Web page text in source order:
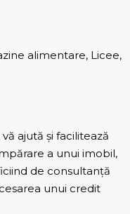
alimentare, Licee,
vă ajută și facilitează
a unui imobil,
de consultanță
unui credit